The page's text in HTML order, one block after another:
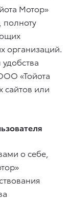
Мотор»
полноту
организаций.
«Тойота
сайтов или
о себе,